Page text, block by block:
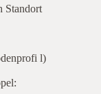
Standort
l)